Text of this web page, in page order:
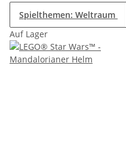
Spielthemen: Weltraum
Auf Lager